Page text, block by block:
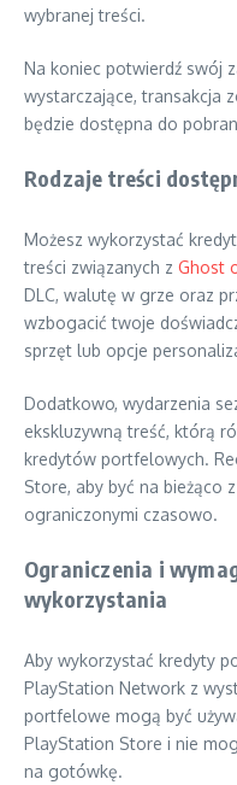
wybranej treści.
Na koniec potwierdź swój
wystarczające, transakcja
będzie dostępna do
Rodzaje treści
Możesz wykorzystać
treści związanych z Ghost
DLC, walutę w grze oraz
wzbogacić twoje
sprzęt lub opcje
Dodatkowo, wydarzenia
ekskluzywną treść, którą
kredytów portfelowych.
Store, aby być na bieżąco
ograniczonymi czasowo.
Ograniczenia i
wykorzystania
Aby wykorzystać kredyty
PlayStation Network z
portfelowe mogą być
PlayStation Store i nie
na gotówkę.